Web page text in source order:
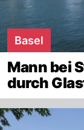
Basel
Mann bei
durch